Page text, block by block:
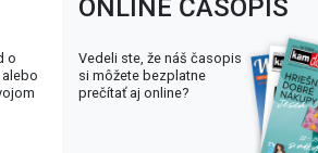
o
ONLINE ČASOPIS
Vedeli ste, že náš časopis
si môžete bezplatne
prečítať aj online?